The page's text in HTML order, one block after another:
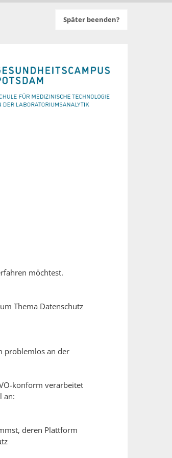
Später beenden?
möchtest.
Thema Datenschutz
problemlos an der
konform verarbeitet
an:
deren Plattform